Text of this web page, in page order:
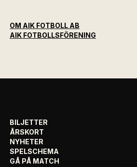
OM AIK FOTBOLL AB
AIK FOTBOLLSFÖRENING
BILJETTER
ÅRSKORT
NYHETER
SPELSCHEMA
GÅ PÅ MATCH